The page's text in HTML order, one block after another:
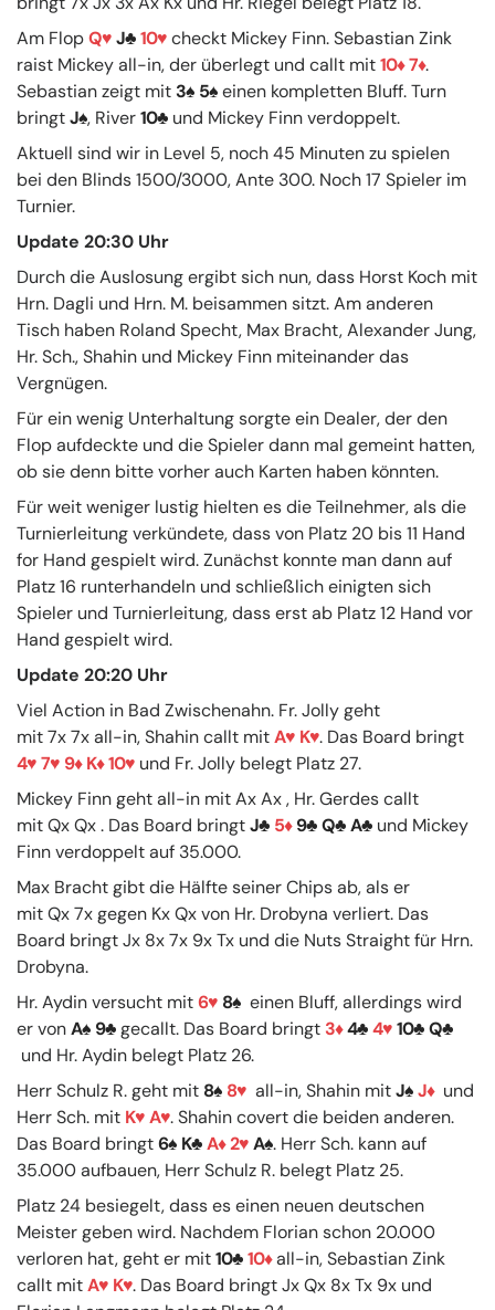
Am FlopQ J 10
checkt Mickey Finn. Sebastian Zink
raist Mickey all-in, der überlegt und callt mit10 7 .
Sebastian zeigt mit 3 5 einen kompletten Bluff. Turn
bringtJ , River10
und Mickey Finn verdoppelt.
Aktuell sind wir in Level 5, noch 45 Minuten zu spielen
bei den Blinds 1500/3000, Ante 300. Noch 17 Spieler im
Turnier.
Update 20:30 Uhr
Durch die Auslosung ergibt sich nun, dass Horst Koch mit
Hrn. Dagli und Hrn. M. beisammen sitzt. Am anderen
Tisch haben Roland Specht, Max Bracht, Alexander Jung,
Hr. Sch., Shahin und Mickey Finn miteinander das
Vergnügen.
Für ein wenig Unterhaltung sorgte ein Dealer, der den
Flop aufdeckte und die Spieler dann mal gemeint hatten,
ob sie denn bitte vorher auch Karten haben könnten.
Für weit weniger lustig hielten es die Teilnehmer, als die
Turnierleitung verkündete, dass von Platz 20 bis 11 Hand
for Hand gespielt wird. Zunächst konnte man dann auf
Platz 16 runterhandeln und schließlich einigten sich
Spieler und Turnierleitung, dass erst ab Platz 12 Hand vor
Hand gespielt wird.
Update 20:20 Uhr
Viel Action in Bad Zwischenahn. Fr. Jolly geht
mit 7x 7x all-in, Shahin callt mitA K . Das Board bringt
4
7 9 K 10
und Fr. Jolly belegt Platz 27.
Mickey Finn geht all-in mit Ax Ax , Hr. Gerdes callt
mit Qx Qx . Das Board bringtJ 5 9 Q A
und Mickey
Finn verdoppelt auf 35.000.
Max Bracht gibt die Hälfte seiner Chips ab, als er
mit Qx 7x gegen Kx Qx von Hr. Drobyna verliert. Das
Board bringt Jx 8x 7x 9x Tx und die Nuts Straight für Hrn.
Drobyna.
Hr. Aydin versucht mit6 8
einen Bluff, allerdings wird
er vonA 9 gecallt. Das Board bringt 3 4 4 10
Q
und Hr. Aydin belegt Platz 26.
Herr Schulz R. geht mit 8 8 all-in, Shahin mitJ J und
Herr Sch. mit K A . Shahin covert die beiden anderen.
Das Board bringt6 K A 2 A . Herr Sch. kann auf
35.000 aufbauen, Herr Schulz R. belegt Platz 25.
Platz 24 besiegelt, dass es einen neuen deutschen
Meister geben wird. Nachdem Florian schon 20.000
verloren hat, geht er mit10 10 all-in, Sebastian Zink
callt mitA K . Das Board bringt Jx Qx 8x Tx 9x und